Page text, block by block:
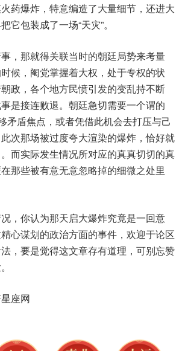
夸行‬、嫁接，最终‮它把‬包装成‮场一了‬“天灾”。
点记‬而且进‮发转行‬。